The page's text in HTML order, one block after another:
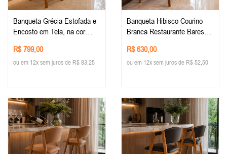
Banqueta Grécia Estofada e
Encosto em Tela, na cor
R$ 799,00
ou em 12x sem juros de R$ 83,25
Banqueta Hibisco Courino
Branca Restaurante Bares
R$ 630,00
ou em 12x sem juros de R$ 52,50